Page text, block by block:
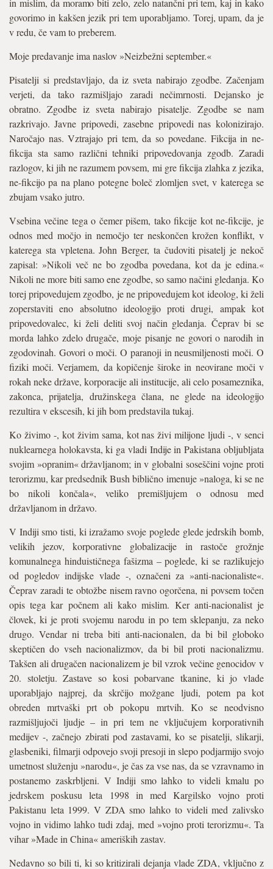
in mislim, da moramo biti zelo, zelo natančni pri tem, kaj in kako
govorimo in kakšen jezik pri tem uporabljamo. Torej, upam, da je
v redu, če vam to preberem.
Moje predavanje ima naslov »Neizbežni september.«
Pisatelji si predstavljajo, da iz sveta nabirajo zgodbe. Začenjam
verjeti, da tako razmišljajo zaradi nečimrnosti. Dejansko je
obratno. Zgodbe iz sveta nabirajo pisatelje. Zgodbe se nam
razkrivajo. Javne pripovedi, zasebne pripovedi nas kolonizirajo.
Naročajo nas. Vztrajajo pri tem, da so povedane. Fikcija in ne-
fikcija sta samo različni tehniki pripovedovanja zgodb. Zaradi
razlogov, ki jih ne razumem povsem, mi gre fikcija zlahka z jezika,
ne-fikcijo pa na plano potegne boleč zlomljen svet, v katerega se
zbujam vsako jutro.
Vsebina večine tega o čemer pišem, tako fikcije kot ne-fikcije, je
odnos med močjo in nemočjo ter neskončen krožen konflikt, v
katerega sta vpletena. John Berger, ta čudoviti pisatelj je nekoč
zapisal: »Nikoli več ne bo zgodba povedana, kot da je edina.«
Nikoli ne more biti samo ene zgodbe, so samo načini gledanja. Ko
torej pripovedujem zgodbo, je ne pripovedujem kot ideolog, ki želi
zoperstaviti eno absolutno ideologijo proti drugi, ampak kot
pripovedovalec, ki želi deliti svoj način gledanja. Čeprav bi se
morda lahko zdelo drugače, moje pisanje ne govori o narodih in
zgodovinah. Govori o moči. O paranoji in neusmiljenosti moči. O
fiziki moči. Verjamem, da kopičenje široke in neovirane moči v
rokah neke države, korporacije ali institucije, ali celo posameznika,
zakonca, prijatelja, družinskega člana, ne glede na ideologijo
rezultira v ekscesih, ki jih bom predstavila tukaj.
Ko živimo -, kot živim sama, kot nas živi milijone ljudi -, v senci
nuklearnega holokavsta, ki ga vladi Indije in Pakistana obljubljata
svojim »opranim« državljanom; in v globalni soseščini vojne proti
terorizmu, kar predsednik Bush biblično imenuje »naloga, ki se ne
bo nikoli končala«, veliko premišljujem o odnosu med
državljanom in državo.
V Indiji smo tisti, ki izražamo svoje poglede glede jedrskih bomb,
velikih jezov, korporativne globalizacije in rastoče grožnje
komunalnega hinduističnega fašizma – poglede, ki se razlikujejo
od pogledov indijske vlade -, označeni za »anti-nacionaliste«.
Čeprav zaradi te obtožbe nisem ravno ogorčena, ni povsem točen
opis tega kar počnem ali kako mislim. Ker anti-nacionalist je
človek, ki je proti svojemu narodu in po tem sklepanju, za neko
drugo. Vendar ni treba biti anti-nacionalen, da bi bil globoko
skeptičen do vseh nacionalizmov, da bi bil proti nacionalizmu.
Takšen ali drugačen nacionalizem je bil vzrok večine genocidov v
20. stoletju. Zastave so kosi pobarvane tkanine, ki jo vlade
uporabljajo najprej, da skrčijo možgane ljudi, potem pa kot
obreden mrtvaški prt ob pokopu mrtvih. Ko se neodvisno
razmišljujoči ljudje – in pri tem ne vključujem korporativnih
medijev -, začnejo zbirati pod zastavami, ko se pisatelji, slikarji,
glasbeniki, filmarji odpovejo svoji presoji in slepo podjarmijo svojo
umetnost služenju »narodu«, je čas za vse nas, da se vzravnamo in
postanemo zaskrbljeni. V Indiji smo lahko to videli kmalu po
jedrskem poskusu leta 1998 in med Kargilsko vojno proti
Pakistanu leta 1999. V ZDA smo lahko to videli med zalivsko
vojno in vidimo lahko tudi zdaj, med »vojno proti terorizmu«. Ta
vihar »Made in China« ameriških zastav.
Nedavno so bili ti, ki so kritizirali dejanja vlade ZDA, vključno z